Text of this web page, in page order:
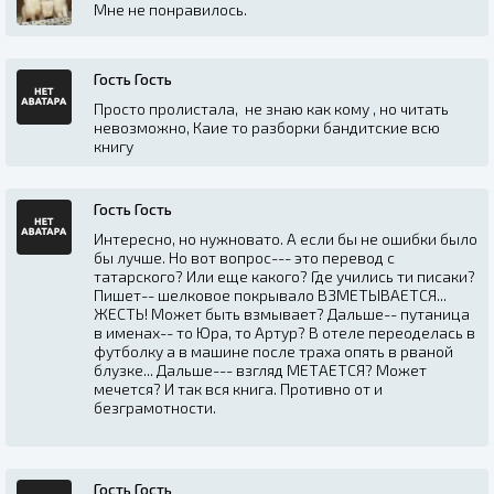
Мне не понравилось.
Гость Гость
Просто пролистала, не знаю как кому , но читать
невозможно, Каие то разборки бандитские всю
книгу
Гость Гость
Интересно, но нужновато. А если бы не ошибки было
бы лучше. Но вот вопрос--- это перевод с
татарского? Или еще какого? Где учились ти писаки?
Пишет-- шелковое покрывало ВЗМЕТЫВАЕТСЯ...
ЖЕСТЬ! Может быть взмывает? Дальше-- путаница
в именах-- то Юра, то Артур? В отеле переоделась в
футболку а в машине после траха опять в рваной
блузке... Дальше--- взгляд МЕТАЕТСЯ? Может
мечется? И так вся книга. Противно от и
безграмотности.
Гость Гость